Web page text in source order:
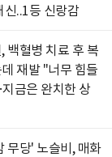
신..1등 신랑감
백혈병 치료 후 복
재발 "너무 힘들
금은 완치한 상
무당' 노슬비, 매화